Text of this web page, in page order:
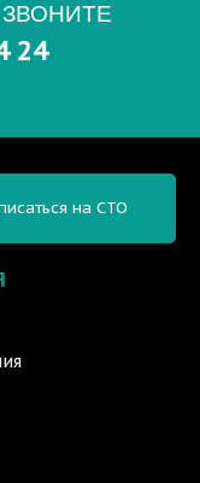
24
на СТО